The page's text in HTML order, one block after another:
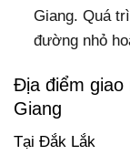
Giang. Quá
đường nhỏ
Địa điểm giao
Giang
Tại Đắk Lắk